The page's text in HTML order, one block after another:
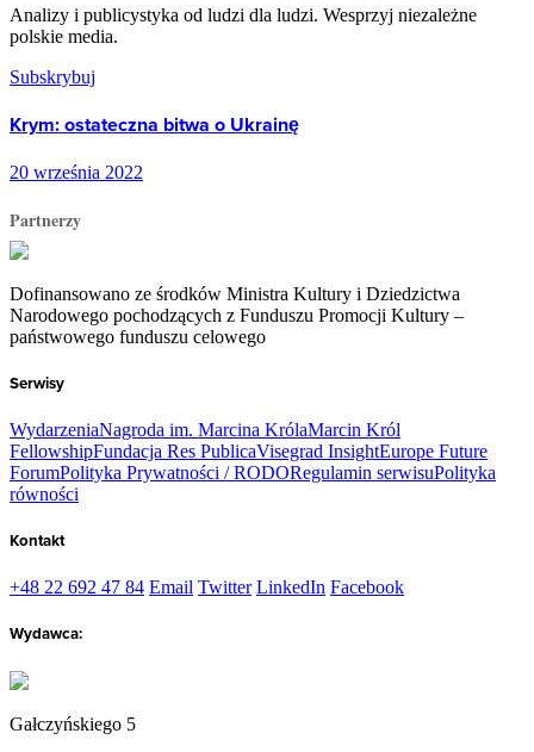
Analizy i publicystyka od ludzi dla ludzi. Wesprzyj niezależne
polskie media.
Subskrybuj
Krym: ostateczna bitwa o Ukrainę
20 września 2022
Partnerzy
Dofinansowano ze środków Ministra Kultury i Dziedzictwa
Narodowego pochodzących z Funduszu Promocji Kultury –
państwowego funduszu celowego
Serwisy
WydarzeniaNagroda im. Marcina KrólaMarcin Król
FellowshipFundacja Res PublicaVisegrad InsightEurope Future
ForumPolityka Prywatności / RODORegulamin serwisuPolityka
równości
Kontakt
+48 22 692 47 84 Email Twitter LinkedIn Facebook
Wydawca:
Gałczyńskiego 5